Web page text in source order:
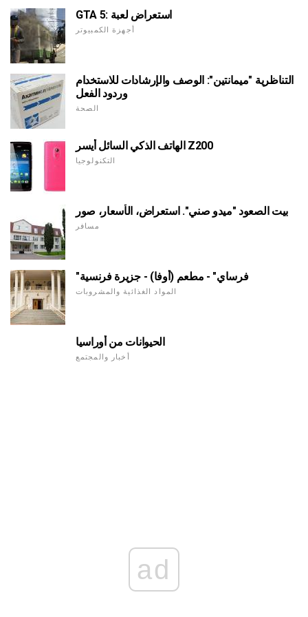
GTA 5: استعراض لعبة
أجهزة الكمبيوتر
التناظرية "ميمانتين": الوصف والإرشادات للاستخدام
وردود الفعل
الصحة
الهاتف الذكي السائل أيسر Z200
التكنولوجيا
بيت الصعود "ميدو صني". استعراض، الأسعار، صور
مسافر
"فرساي" - مطعم (أوفا) - جزيرة فرنسية
المواد الغذائية والمشروبات
الحيوانات من أوراسيا
أخبار والمجتمع
ad